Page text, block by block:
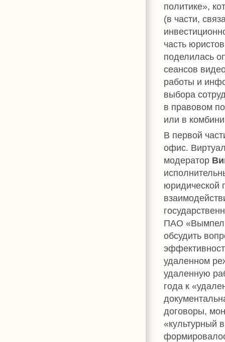
политике»,
(в части,
часть
поделилась
сеансов
работы и
выбора
в правовом
или в
В первой
офис.
модератор
юридической
ПАО
обсудить
удаленном
удаленную
года к
договоры,
«культурный